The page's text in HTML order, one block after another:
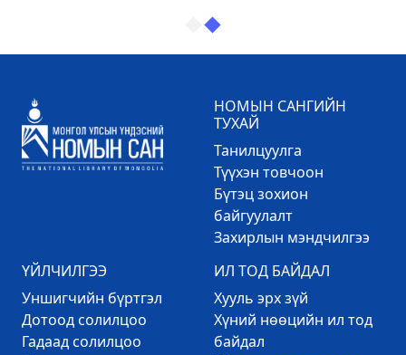
НОМЫН САНГИЙН
ТУХАЙ
Танилцуулга
Түүхэн товчоон
Бүтэц зохион
байгуулалт
Захирлын мэндчилгээ
ҮЙЛЧИЛГЭЭ
Уншигчийн бүртгэл
Дотоод солилцоо
Гадаад солилцоо
ИЛ ТОД БАЙДАЛ
Хууль эрх зүй
Хүний нөөцийн ил тод
байдал